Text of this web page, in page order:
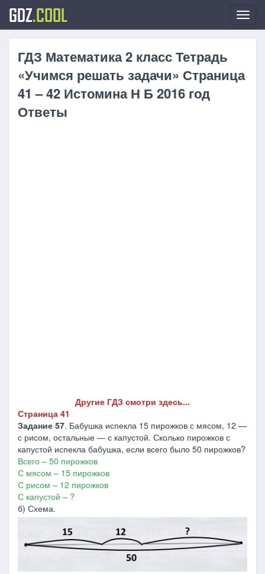
GDZ.COOL
ГДЗ Математика 2 класс Тетрадь
«Учимся решать задачи» Страница
41 – 42 Истомина Н Б 2016 год
Ответы
Другие ГДЗ смотри здесь...
Страница 41
Задание 57. Бабушка испекла 15 пирожков с мясом, 12 —
с рисом, остальные — с капустой. Сколько пирожков с
капустой испекла бабушка, если всего было 50 пирожков?
Всего – 50 пирожков
С мясом – 15 пирожков
С рисом – 12 пирожков
С капустой – ?
б) Схема.